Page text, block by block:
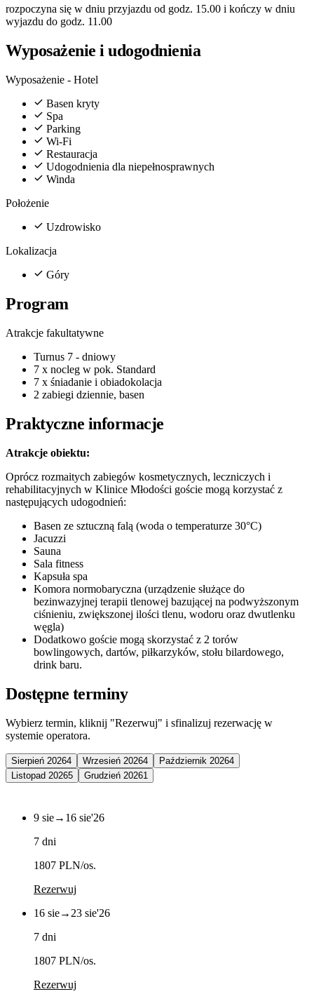
rozpoczyna się w dniu przyjazdu od godz. 15.00 i kończy w dniu
wyjazdu do godz. 11.00
Wyposażenie i udogodnienia
Wyposażenie - Hotel
Basen kryty
Spa
Parking
Wi-Fi
Restauracja
Udogodnienia dla niepełnosprawnych
Winda
Położenie
Uzdrowisko
Lokalizacja
Góry
Program
Atrakcje fakultatywne
Turnus 7 - dniowy
7 x nocleg w pok. Standard
7 x śniadanie i obiadokolacja
2 zabiegi dziennie, basen
Praktyczne informacje
Atrakcje obiektu:
Oprócz rozmaitych zabiegów kosmetycznych, leczniczych i
rehabilitacyjnych w Klinice Młodości goście mogą korzystać z
następujących udogodnień:
Basen ze sztuczną falą (woda o temperaturze 30°C)
Jacuzzi
Sauna
Sala fitness
Kapsuła spa
Komora normobaryczna (urządzenie służące do
bezinwazyjnej terapii tlenowej bazującej na podwyższonym
ciśnieniu, zwiększonej ilości tlenu, wodoru oraz dwutlenku
węgla)
Dodatkowo goście mogą skorzystać z 2 torów
bowlingowych, dartów, piłkarzyków, stołu bilardowego,
drink baru.
Dostępne terminy
Wybierz termin, kliknij "Rezerwuj" i sfinalizuj rezerwację w
systemie operatora.
Sierpień 20264 Wrzesień 20264 Październik 20264
Listopad 20265 Grudzień 20261
9 sie→ 16 sie'26
7 dni
1807 PLN/os.
Rezerwuj
16 sie→ 23 sie'26
7 dni
1807 PLN/os.
Rezerwuj